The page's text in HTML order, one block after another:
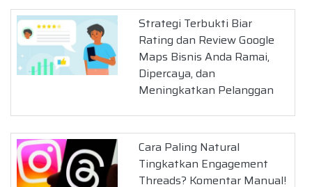
Strategi Terbukti Biar
Rating dan Review Google
Maps Bisnis Anda Ramai,
Dipercaya, dan
Meningkatkan Pelanggan
Cara Paling Natural
Tingkatkan Engagement
Threads? Komentar Manual!